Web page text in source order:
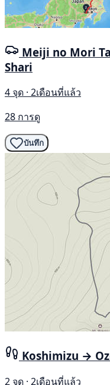
Meiji no Mori
Shari
4 จุด · 2เดือนที่แล้ว
28 การดู
บันทึก
Koshimizu →
2 จุด · 2เดือนที่แล้ว